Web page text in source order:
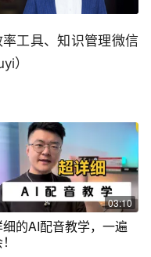
工具、知识管理微信
）
03:10
的AI配音教学，一遍